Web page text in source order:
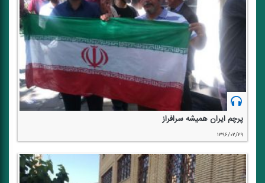
پرچم ایران همیشه سرافراز
۱۳۹۶/۰۲/۲۹